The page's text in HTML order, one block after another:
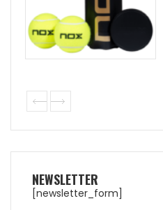
NEWSLETTER
[newsletter_form]